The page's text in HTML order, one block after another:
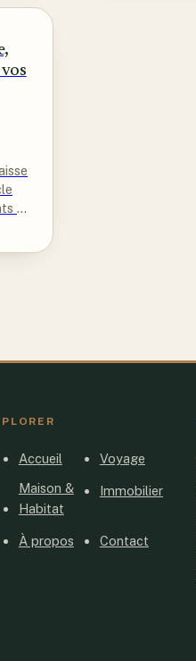
et
Accueil
Voyage
Maison &
Habitat
Immobilier
À propos Contact